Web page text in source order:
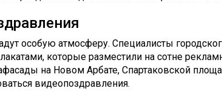
особую атмосферу. Специалисты
которые разместили на сотне
на Новом Арбате, Спартаковской
видеопоздравления.